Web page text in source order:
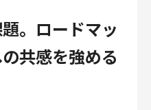
。ロードマッ
共感を強める